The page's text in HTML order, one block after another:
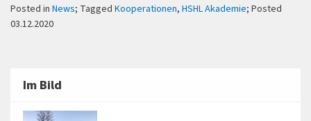
Posted in News; Tagged Kooperationen, HSHL Akademie; Posted
03.12.2020
Im Bild